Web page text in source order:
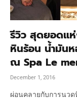
รีวิว สุดยอดแ
หินร้อน น้ำมัน
ณ Spa Le
December 1, 2016
ผ่อนคลายกับการนวด